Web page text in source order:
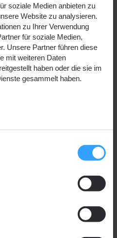
soziale Medien anbieten zu
Website zu analysieren.
zu Ihrer Verwendung
für soziale Medien,
Unsere Partner führen diese
mit weiteren Daten
haben oder die sie im
gesammelt haben.